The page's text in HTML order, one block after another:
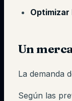
Un
La demanda
Según las